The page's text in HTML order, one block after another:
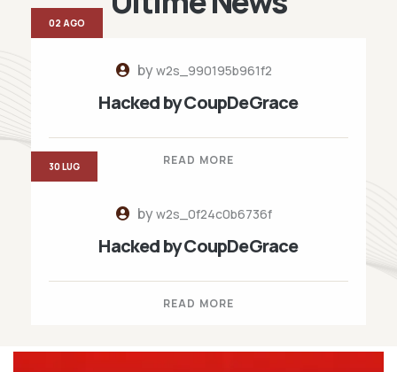
byw2s_990195b961f2
Hacked by CoupDeGrace
READ MORE
02 AGO
byw2s_0f24c0b6736f
Hacked by CoupDeGrace
READ MORE
30 LUG